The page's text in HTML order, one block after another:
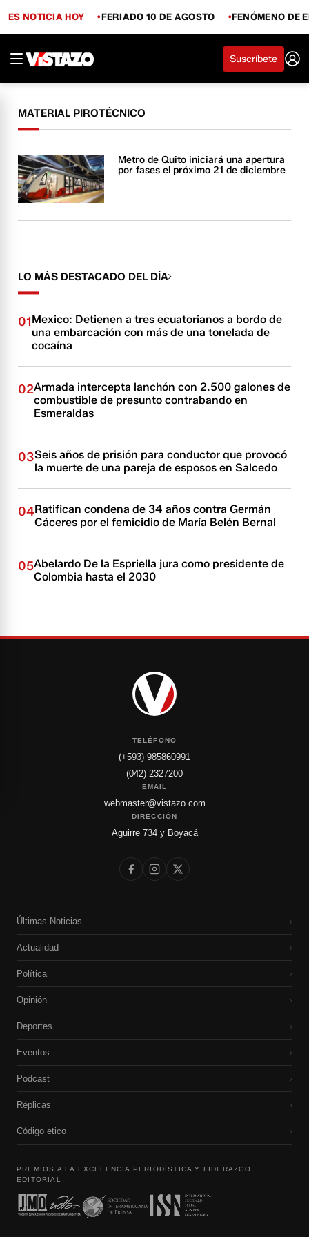
ES NOTICIA HOY FERIADO 10 DE AGOSTO FENÓMENO DE
Suscríbete
MATERIAL PIROTÉCNICO
Metro de Quito iniciará una apertura
por fases el próximo 21 de diciembre
LO MÁS DESTACADO DEL DÍA
01Mexico: Detienen a tres ecuatorianos a bordo de
una embarcación con más de una tonelada de
cocaína
02Armada intercepta lanchón con 2.500 galones de
combustible de presunto contrabando en
Esmeraldas
03Seis años de prisión para conductor que provocó
la muerte de una pareja de esposos en Salcedo
04Ratifican condena de 34 años contra Germán
Cáceres por el femicidio de María Belén Bernal
05Abelardo De la Espriella jura como presidente de
Colombia hasta el 2030
TELÉFONO
(+593) 985860991
(042) 2327200
EMAIL
webmaster@vistazo.com
DIRECCIÓN
Aguirre 734 y Boyacá
Últimas Noticias ›
Actualidad ›
Política ›
Opinión ›
Deportes ›
Eventos ›
Podcast ›
Réplicas ›
Código etico ›
PREMIOS A LA EXCELENCIA PERIODÍSTICA Y LIDERAZGO
EDITORIAL